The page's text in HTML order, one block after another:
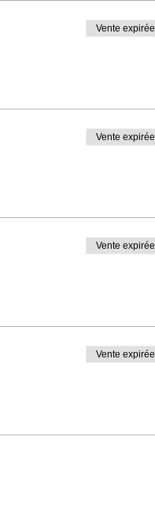
Vente expirée
Vente expirée
Vente expirée
Vente expirée